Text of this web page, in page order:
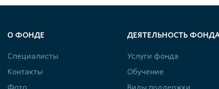
О ФОНДЕ
Специалисты
Контакты
ДЕЯТЕЛЬНОСТЬ
Услуги фонда
Обучение